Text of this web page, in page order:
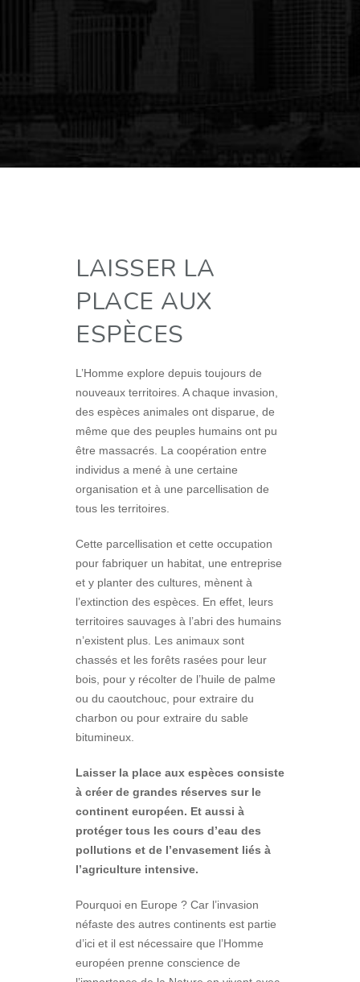
LAISSER LA
PLACE AUX
ESPÈCES
L’Homme explore depuis toujours de
nouveaux territoires. A chaque invasion,
des espèces animales ont disparue, de
même que des peuples humains ont pu
être massacrés. La coopération entre
individus a mené à une certaine
organisation et à une parcellisation de
tous les territoires.
Cette parcellisation et cette occupation
pour fabriquer un habitat, une entreprise
et y planter des cultures, mènent à
l’extinction des espèces. En effet, leurs
territoires sauvages à l’abri des humains
n’existent plus. Les animaux sont
chassés et les forêts rasées pour leur
bois, pour y récolter de l’huile de palme
ou du caoutchouc, pour extraire du
charbon ou pour extraire du sable
bitumineux.
Laisser la place aux espèces consiste
à créer de grandes réserves sur le
continent européen. Et aussi à
protéger tous les cours d’eau des
pollutions et de l’envasement liés à
l’agriculture intensive.
Pourquoi en Europe ? Car l’invasion
néfaste des autres continents est partie
d’ici et il est nécessaire que l’Homme
européen prenne conscience de